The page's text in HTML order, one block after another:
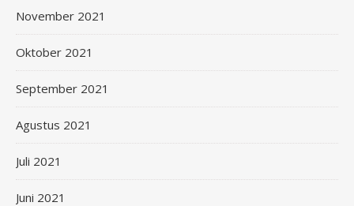
November 2021
Oktober 2021
September 2021
Agustus 2021
Juli 2021
Juni 2021